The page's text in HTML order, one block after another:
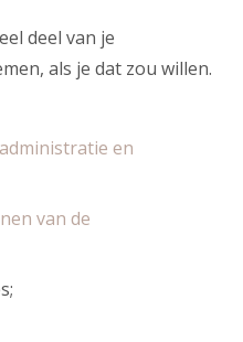
deel van je
als je dat zou willen.
en
van de